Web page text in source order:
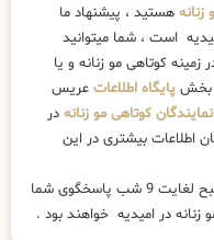
زنانه هستید ، پیشنهاد ما
است ، شما میتوانید
زمینه کوتاهی مو زنانه و یا
بخش پایگاه اطلاعات عریس
نمایندگان کوتاهی مو زنانه در
اطلاعات بیشتری در این
کارشناسان این مرکز همچنین از ساعت 8 صبح لغایت 9 شب پاسخگوی شما
در امیدیه خواهند بود .